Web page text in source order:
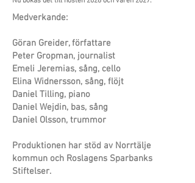
Medverkande:
Göran Greider, författare
Peter Gropman, journalist
Emeli Jeremias, sång, cello
Elina Widnersson, sång, flöjt
Daniel Tilling, piano
Daniel Wejdin, bas, sång
Daniel Olsson, trummor
Produktionen har stöd av Norrtälje
kommun och Roslagens Sparbanks
Stiftelser.